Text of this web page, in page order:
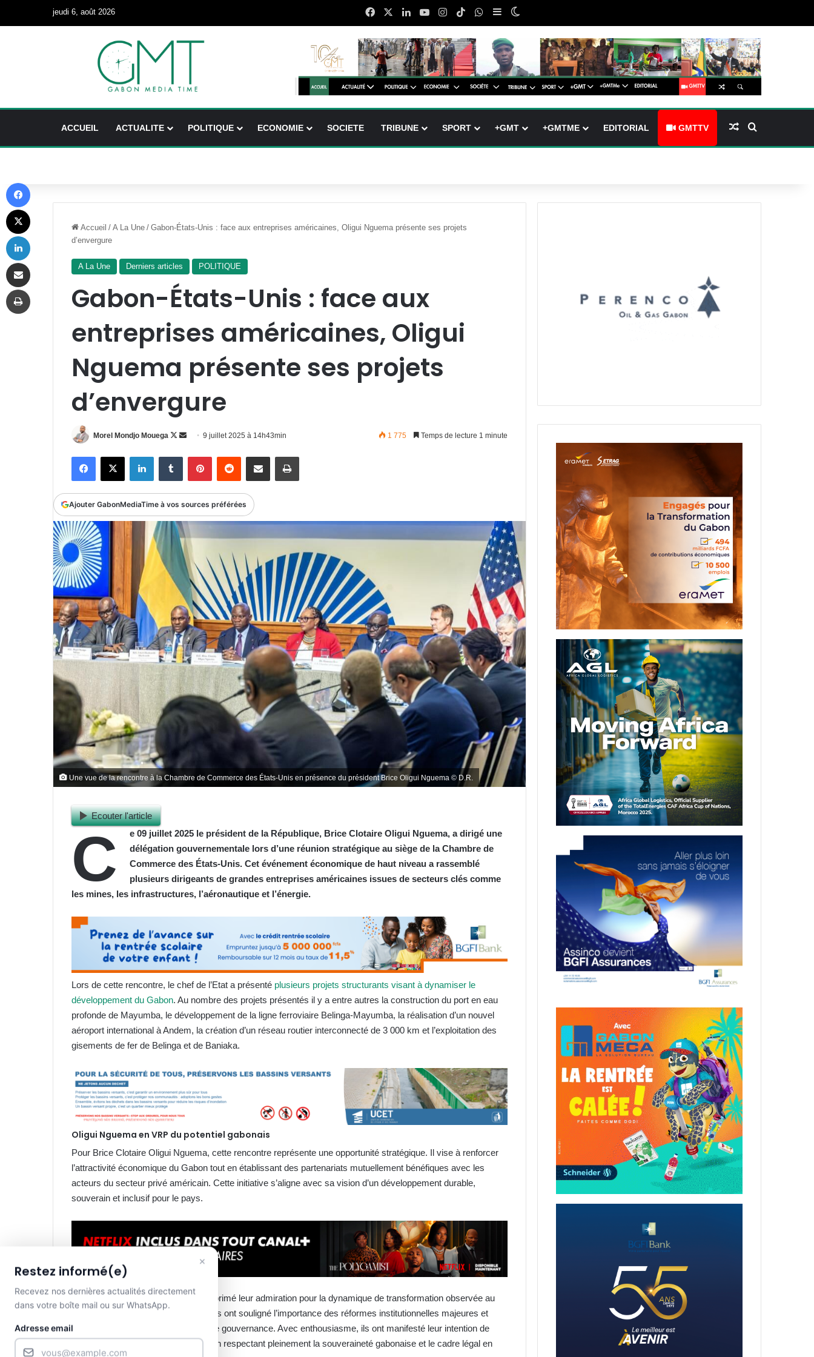
jeudi 6, août 2026 FacebookLinkedinYouTubeInstagram
TikTokWhatsApp
Sidebar (barre latérale)
ACCUEIL ACTUALITE POLITIQUE ECONOMIE SOCIETE TRIBUNE SPORT +GMT +GMTME EDITORIAL GMTTV Article Aléatoire
Accueil / A La Une / Gabon-États-Unis : face aux entreprises américaines, Oligui Nguema présente ses projets
d’envergure
A La Une Derniers articles POLITIQUE
Gabon-États-Unis : face aux
entreprises américaines, Oligui
Nguema présente ses projets
d’envergure
Morel Mondjo Mouega
Follow
Envoyer
courriel
9 juillet 2025 à 14h43min 1 775 Temps de lecture 1 minute
FacebookX LinkedinTumblr PinterestReddit Partager par email Imprimer
Ajouter GabonMediaTime à vos sources préférées
Une vue de la rencontre à la Chambre de Commerce des États-Unis en présence du président Brice Oligui Nguema © D.R.
Ecouter l'article
C
e 09 juillet 2025 le président de la République, Brice Clotaire Oligui Nguema, a dirigé une
délégation gouvernementale lors d’une réunion stratégique au siège de la Chambre de
Commerce des États-Unis. Cet événement économique de haut niveau a rassemblé
plusieurs dirigeants de grandes entreprises américaines issues de secteurs clés comme
les mines, les infrastructures, l’aéronautique et l’énergie.
Lors de cette rencontre, le chef de l’Etat a présenté plusieurs projets structurants visant à dynamiser le
développement du Gabon. Au nombre des projets présentés il y a entre autres la construction du port en eau
profonde de Mayumba, le développement de la ligne ferroviaire Belinga-Mayumba, la réalisation d’un nouvel
aéroport international à Andem, la création d’un réseau routier interconnecté de 3 000 km et l’exploitation des
gisements de fer de Belinga et de Baniaka.
Oligui Nguema en VRP du potentiel gabonais
Pour Brice Clotaire Oligui Nguema, cette rencontre représente une opportunité stratégique. Il vise à renforcer
l’attractivité économique du Gabon tout en établissant des partenariats mutuellement bénéfiques avec les
acteurs du secteur privé américain. Cette initiative s’aligne avec sa vision d’un développement durable,
souverain et inclusif pour le pays.
Les investisseurs américains ont exprimé leur admiration pour la dynamique de transformation observée au
Gabon ces deux dernières années. Ils ont souligné l’importance des réformes institutionnelles majeures et
l’introduction d’un nouveau modèle de gouvernance. Avec enthousiasme, ils ont manifesté leur intention de
soutenir ces projets ambitieux, tout en respectant pleinement la souveraineté gabonaise et le cadre légal en
×
Restez informé(e)
Recevez nos dernières actualités directement
dans votre boîte mail ou sur WhatsApp.
Adresse email